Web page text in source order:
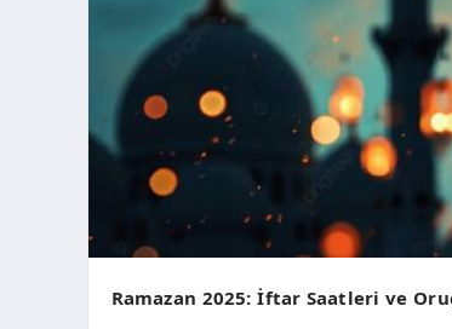
Ramazan 2025: İftar Saatleri ve